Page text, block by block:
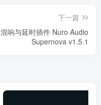
下一篇
混响与延时插件 Nuro Audio
Supernova v1.5.1